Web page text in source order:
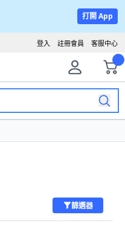
打開 App
客服中心
註冊會員
登入
篩選器